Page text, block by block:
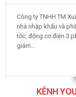
Công ty TNHH TM
nhà nhập khẩu và
tốc, động cơ điện 3
giảm...
KÊNH